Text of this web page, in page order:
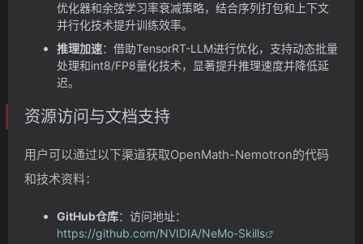
优化器和余弦学习率衰减策略，结合序列打包和上下文
并行化技术提升训练效率。
推理加速：借助TensorRT-LLM进行优化，支持动态批量
处理和int8/FP8量化技术，显著提升推理速度并降低延
迟。
资源访问与文档支持
用户可以通过以下渠道获取OpenMath-Nemotron的代码
和技术资料：
GitHub仓库：访问地址：
https://github.com/NVIDIA/NeMo-Skills